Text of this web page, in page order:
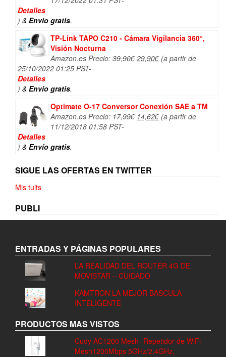
Detalles
) & Envío gratis.
TP-Link TAPO C210 - Cámara Vigilancia 360°,
Visión Nocturna
Amazon.es Precio: 39,90€ El
29,90€El(a partir de
25/10/2022 01:25 PST-
Detalles
) & Envío gratis.
Optimate O-17 Conversor Conexión SAE a TM
Amazon.es Precio: 17,99€ El
14,62€El(a partir de
11/12/2018 01:58 PST-
Detalles
) & Envío gratis.
SIGUE LAS OFERTAS EN TWITTER
Mis tuits
PUBLI
ENTRADAS Y PÁGINAS POPULARES
LA REALIDAD DEL ROUTER 4G DE
MOVISTAR – CUIDADO
KAMTRON LA MEJOR BASCULA
INTELIGENTE
PRODUCTOS MAS VISTOS
Cudy AC1200 Mesh- Repetidor de WiFi
Mesh1200Mbps 5GHz/2.4GHz,